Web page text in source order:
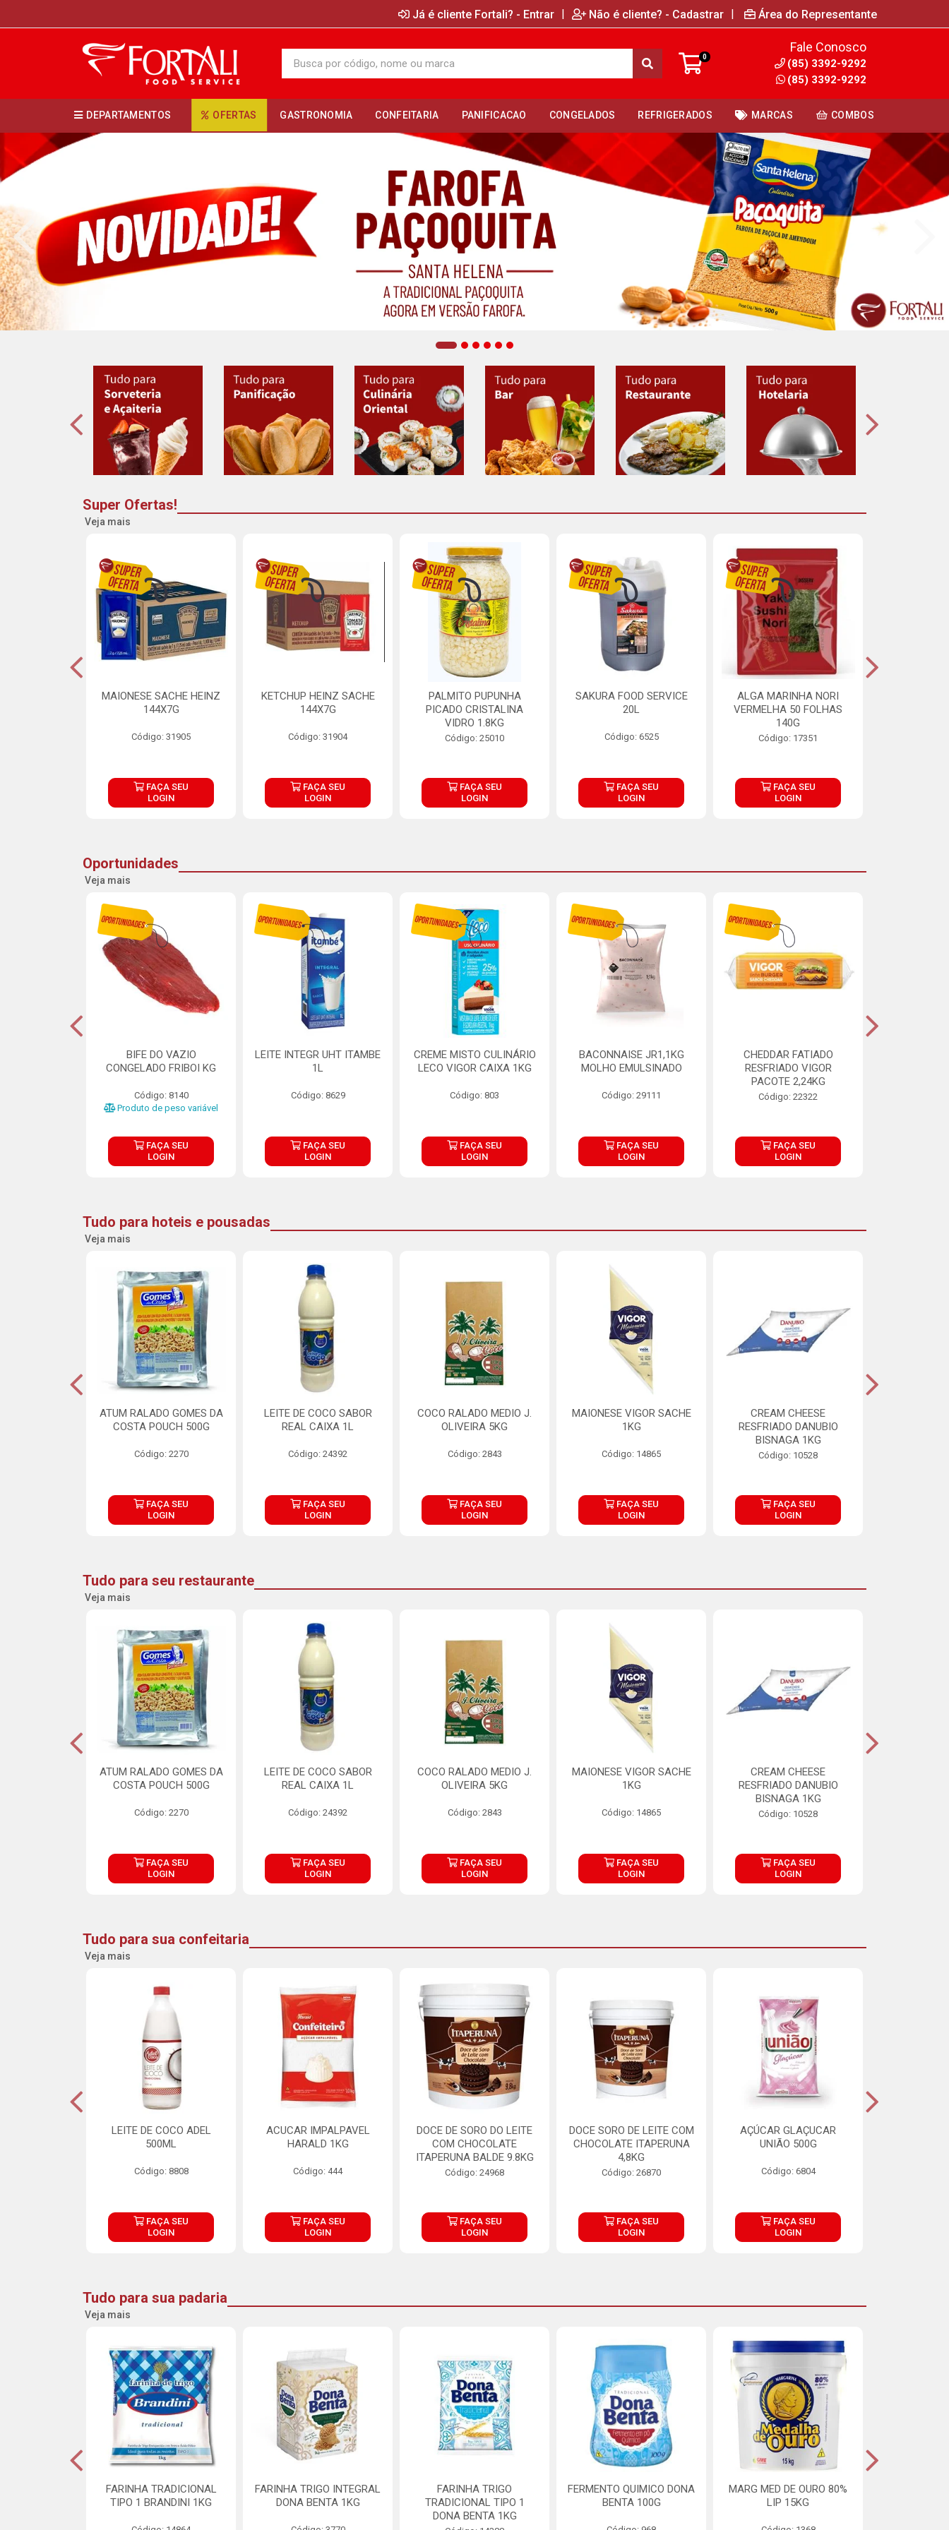
Já é cliente Fortali? - Entrar | Não é cliente? - Cadastrar | Área do Representante
0
Fale Conosco
(85) 3392-9292
(85) 3392-9292
DEPARTAMENTOS OFERTAS GASTRONOMIA CONFEITARIA PANIFICACAO CONGELADOS REFRIGERADOS MARCAS COMBOS
Super Ofertas!
Veja mais
MAIONESE SACHE HEINZ
144X7G
Código: 31905
FAÇA SEU
LOGIN
KETCHUP HEINZ SACHE
144X7G
Código: 31904
FAÇA SEU
LOGIN
PALMITO PUPUNHA
PICADO CRISTALINA
VIDRO 1.8KG
Código: 25010
FAÇA SEU
LOGIN
SAKURA FOOD SERVICE
20L
Código: 6525
FAÇA SEU
LOGIN
ALGA MARINHA NORI
VERMELHA 50 FOLHAS
140G
Código: 17351
FAÇA SEU
LOGIN
Oportunidades
Veja mais
BIFE DO VAZIO
CONGELADO FRIBOI KG
Código: 8140
Produto de peso variável
FAÇA SEU
LOGIN
LEITE INTEGR UHT ITAMBE
1L
Código: 8629
FAÇA SEU
LOGIN
CREME MISTO CULINÁRIO
LECO VIGOR CAIXA 1KG
Código: 803
FAÇA SEU
LOGIN
BACONNAISE JR1,1KG
MOLHO EMULSINADO
Código: 29111
FAÇA SEU
LOGIN
CHEDDAR FATIADO
RESFRIADO VIGOR
PACOTE 2,24KG
Código: 22322
FAÇA SEU
LOGIN
Tudo para hoteis e pousadas
Veja mais
ATUM RALADO GOMES DA
COSTA POUCH 500G
Código: 2270
FAÇA SEU
LOGIN
LEITE DE COCO SABOR
REAL CAIXA 1L
Código: 24392
FAÇA SEU
LOGIN
COCO RALADO MEDIO J.
OLIVEIRA 5KG
Código: 2843
FAÇA SEU
LOGIN
MAIONESE VIGOR SACHE
1KG
Código: 14865
FAÇA SEU
LOGIN
CREAM CHEESE
RESFRIADO DANUBIO
BISNAGA 1KG
Código: 10528
FAÇA SEU
LOGIN
Tudo para seu restaurante
Veja mais
ATUM RALADO GOMES DA
COSTA POUCH 500G
Código: 2270
FAÇA SEU
LOGIN
LEITE DE COCO SABOR
REAL CAIXA 1L
Código: 24392
FAÇA SEU
LOGIN
COCO RALADO MEDIO J.
OLIVEIRA 5KG
Código: 2843
FAÇA SEU
LOGIN
MAIONESE VIGOR SACHE
1KG
Código: 14865
FAÇA SEU
LOGIN
CREAM CHEESE
RESFRIADO DANUBIO
BISNAGA 1KG
Código: 10528
FAÇA SEU
LOGIN
Tudo para sua confeitaria
Veja mais
LEITE DE COCO ADEL
500ML
Código: 8808
FAÇA SEU
LOGIN
ACUCAR IMPALPAVEL
HARALD 1KG
Código: 444
FAÇA SEU
LOGIN
DOCE DE SORO DO LEITE
COM CHOCOLATE
ITAPERUNA BALDE 9.8KG
Código: 24968
FAÇA SEU
LOGIN
DOCE SORO DE LEITE COM
CHOCOLATE ITAPERUNA
4,8KG
Código: 26870
FAÇA SEU
LOGIN
AÇÚCAR GLAÇUCAR
UNIÃO 500G
Código: 6804
FAÇA SEU
LOGIN
Tudo para sua padaria
Veja mais
FARINHA TRADICIONAL
TIPO 1 BRANDINI 1KG
FARINHA TRIGO INTEGRAL
DONA BENTA 1KG
FARINHA TRIGO
TRADICIONAL TIPO 1
DONA BENTA 1KG
FERMENTO QUIMICO DONA
BENTA 100G
MARG MED DE OURO 80%
LIP 15KG